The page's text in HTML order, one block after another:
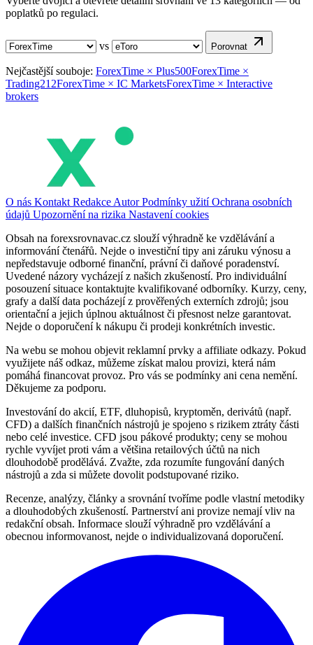
poplatků po regulaci.
vs Porovnat
Nejčastější souboje: ForexTime × Plus500ForexTime ×
Trading212ForexTime × IC MarketsForexTime × Interactive
brokers
O nás Kontakt Redakce AutorPodmínky užitíOchrana osobních
údajů Upozornění na rizika Nastavení cookies
Obsah na forexsrovnavac.cz slouží výhradně ke vzdělávání a
informování čtenářů. Nejde o investiční tipy ani záruku výnosu a
nepředstavuje odborné finanční, právní či daňové poradenství.
Uvedené názory vycházejí z našich zkušeností. Pro individuální
posouzení situace kontaktujte kvalifikované odborníky. Kurzy, ceny,
grafy a další data pocházejí z prověřených externích zdrojů; jsou
orientační a jejich úplnou aktuálnost či přesnost nelze garantovat.
Nejde o doporučení k nákupu či prodeji konkrétních investic.
Na webu se mohou objevit reklamní prvky a affiliate odkazy. Pokud
využijete náš odkaz, můžeme získat malou provizi, která nám
pomáhá financovat provoz. Pro vás se podmínky ani cena nemění.
Děkujeme za podporu.
Investování do akcií, ETF, dluhopisů, kryptoměn, derivátů (např.
CFD) a dalších finančních nástrojů je spojeno s rizikem ztráty části
nebo celé investice. CFD jsou pákové produkty; ceny se mohou
rychle vyvíjet proti vám a většina retailových účtů na nich
dlouhodobě prodělává. Zvažte, zda rozumíte fungování daných
nástrojů a zda si můžete dovolit podstupované riziko.
Recenze, analýzy, články a srovnání tvoříme podle vlastní metodiky
a dlouhodobých zkušeností. Partnerství ani provize nemají vliv na
redakční obsah. Informace slouží výhradně pro vzdělávání a
obecnou informovanost, nejde o individualizovaná doporučení.